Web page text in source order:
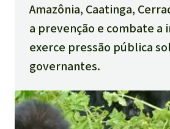
Amazônia, Caatinga,
a prevenção e combate a
exerce pressão pública
governantes.